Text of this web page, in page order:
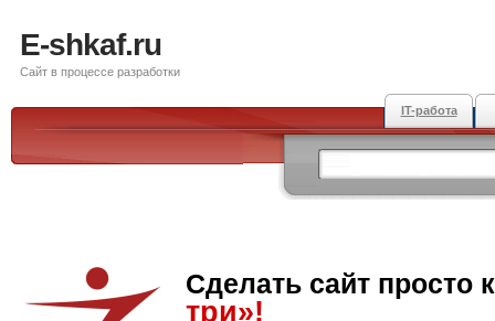
E-shkaf.ru
Сайт в процессе разработки
IT-работа
Сделать сайт просто
три»!